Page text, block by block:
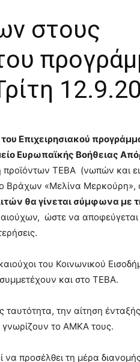
στους
Επιχειρησιακού
Ευρωπαϊκής Βοήθειας
προϊόντων ΤΕΒΑ (νωπών και
Βράχων «Μελίνα Μερκούρη»,
θα γίνεται σύμφωνα με
ώστε να
του Κοινωνικού
και στο ΤΕΒΑ.
ταυτότητα, την αίτηση
γνωρίζουν το ΑΜΚΑ τους.
προσέλθει τη μέρα